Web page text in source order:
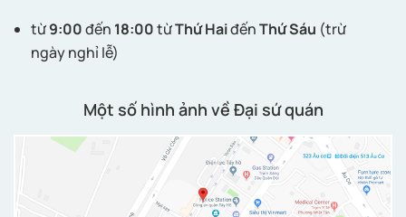
từ9:00đến 18:00từThứ HaiđếnThứ Sáu (trừ
ngày nghỉ lễ)
Một số hình ảnh về Đại sứ quán